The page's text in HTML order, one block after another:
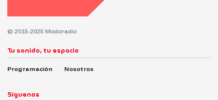
© 2015-2025 Modoradio
Tu sonido, tu espacio
Programación Nosotros
Síguenos